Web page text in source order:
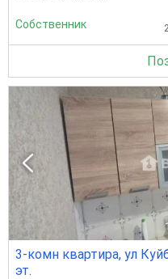
Собственник
3-комн квартира, ул
эт.